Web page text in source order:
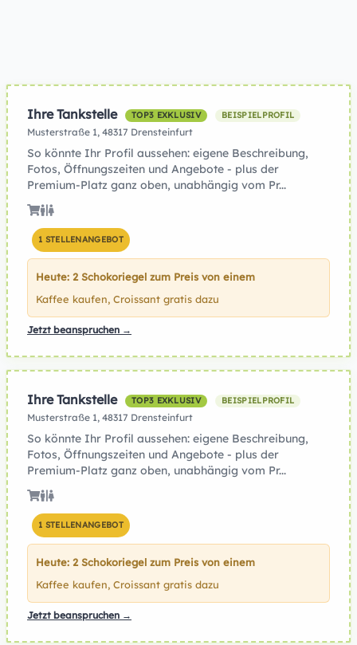
Ihre Tankstelle TOP3 EXKLUSIV BEISPIELPROFIL
Musterstraße 1, 48317 Drensteinfurt
So könnte Ihr Profil aussehen: eigene Beschreibung,
Fotos, Öffnungszeiten und Angebote - plus der
Premium-Platz ganz oben, unabhängig vom Pr...
1 STELLENANGEBOT
Heute: 2 Schokoriegel zum Preis von einem
Kaffee kaufen, Croissant gratis dazu
Jetzt beanspruchen →
Ihre Tankstelle TOP3 EXKLUSIV BEISPIELPROFIL
Musterstraße 1, 48317 Drensteinfurt
So könnte Ihr Profil aussehen: eigene Beschreibung,
Fotos, Öffnungszeiten und Angebote - plus der
Premium-Platz ganz oben, unabhängig vom Pr...
1 STELLENANGEBOT
Heute: 2 Schokoriegel zum Preis von einem
Kaffee kaufen, Croissant gratis dazu
Jetzt beanspruchen →